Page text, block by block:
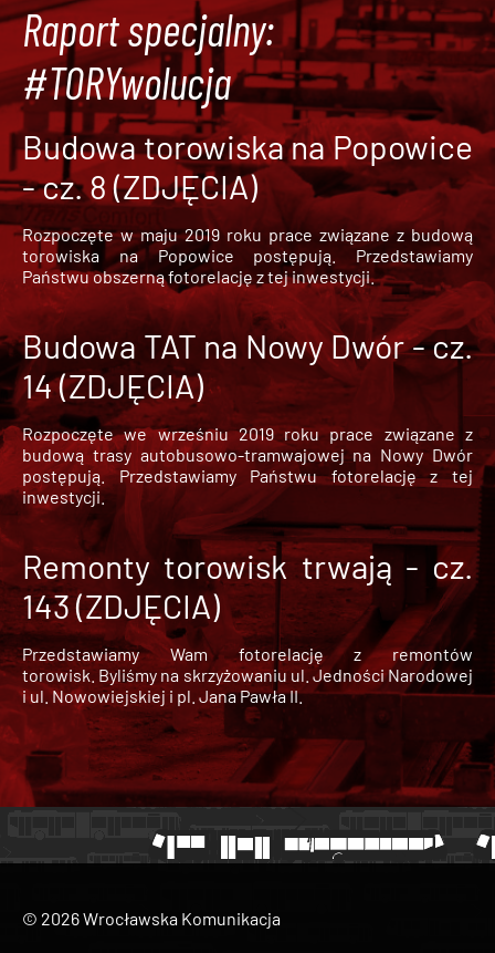
Raport specjalny:
#TORYwolucja
Budowa torowiska na Popowice
- cz. 8 (ZDJĘCIA)
Rozpoczęte w maju 2019 roku prace związane z budową
torowiska na Popowice
postępują. Przedstawiamy
Państwu obszerną fotorelację z tej inwestycji.
Budowa TAT na Nowy Dwór - cz.
14 (ZDJĘCIA)
Rozpoczęte we wrześniu 2019 roku prace związane z
budową trasy autobusowo-tramwajowej na Nowy Dwór
postępują. Przedstawiamy Państwu fotorelację z tej
inwestycji.
Remonty torowisk trwają - cz.
143 (ZDJĘCIA)
Przedstawiamy Wam fotorelację z remontów
torowisk. Byliśmy na skrzyżowaniu ul. Jedności Narodowej
i ul. Nowowiejskiej i pl. Jana Pawła II.
© 2026 Wrocławska Komunikacja